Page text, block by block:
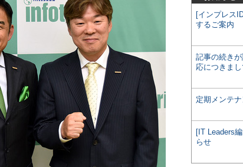
[インプレス
するご案内
記事の続き
応につきまし
定期メンテ
[IT Leaders
らせ